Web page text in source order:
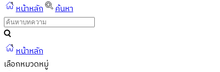
หน้าหลัก
ค้นหา
หน้าหลัก
เลือกหมวดหมู่